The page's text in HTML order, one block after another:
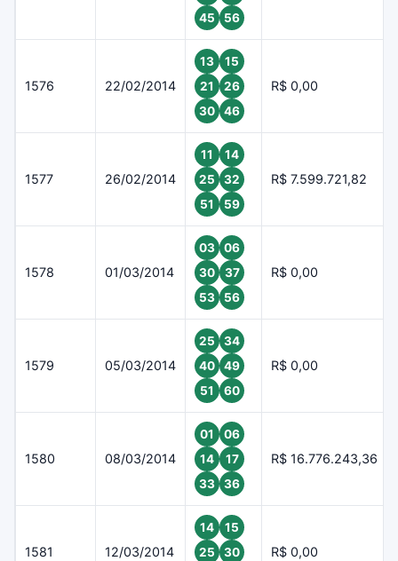
45
56
1576 22/02/2014
13
15
21
26
30
46
R$ 0,00
1577 26/02/2014
11
14
25
32
51
59
R$ 7.599.721,82
1578 01/03/2014
03
06
30
37
53
56
R$ 0,00
1579 05/03/2014
25
34
40
49
51
60
R$ 0,00
1580 08/03/2014
01
06
14
17
33
36
R$ 16.776.243,36
1581 12/03/2014
14
15
25
30
R$ 0,00